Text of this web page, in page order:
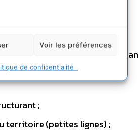
Voir les préférences
de confidentialité
vraie relance du
d’engager un véritable plan
par an jusqu’en
;
territoire (petites lignes) ;